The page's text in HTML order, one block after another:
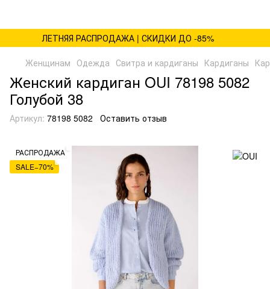
ЛЕТНЯЯ РАСПРОДАЖА | СКИДКИ ДО -85%
Женщинам Одежда Свитра и кардиганы Кардиганы
Женский кардиган OUI 78198 5082
Голубой 38
Артикул: 78198 5082 Оставить отзыв
РАСПРОДАЖА
SALE−70%